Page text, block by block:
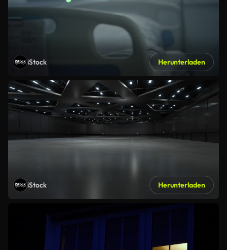
iStock Herunterladen
iStock Herunterladen